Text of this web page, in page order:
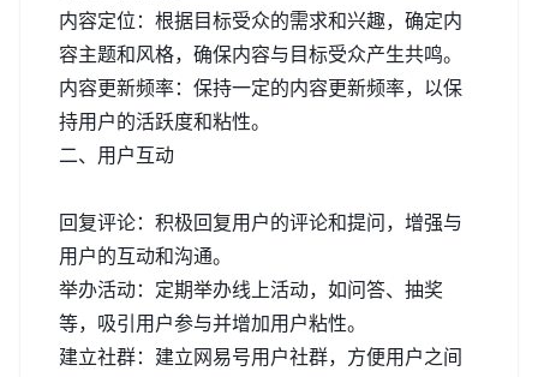
内容定位：根据目标受众的需求和兴趣，确定内
容主题和风格，确保内容与目标受众产生共鸣。
内容更新频率：保持一定的内容更新频率，以保
持用户的活跃度和粘性。
二、用户互动
回复评论：积极回复用户的评论和提问，增强与
用户的互动和沟通。
举办活动：定期举办线上活动，如问答、抽奖
等，吸引用户参与并增加用户粘性。
建立社群：建立网易号用户社群，方便用户之间